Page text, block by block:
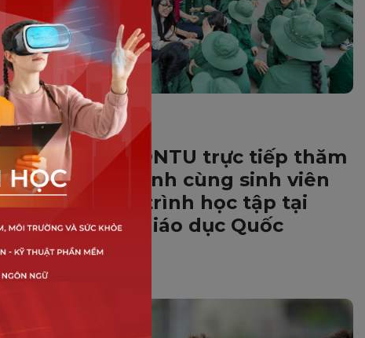
HOẠT ĐỘNG DNTU
Giảng viên DNTU trực tiếp thăm
hỏi, đồng hành cùng sinh viên
trong hành trình học tập tại
Trung tâm Giáo dục Quốc
phòng